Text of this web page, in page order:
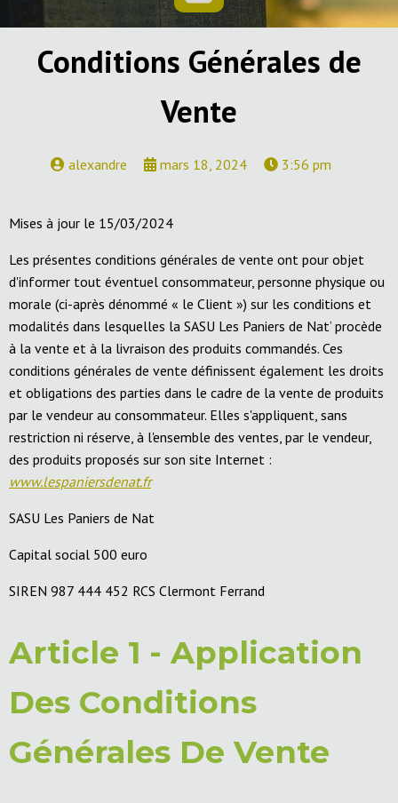
Conditions Générales de
Vente
alexandre mars 18, 2024 3:56 pm
Mises à jour le 15/03/2024
Les présentes conditions générales de vente ont pour objet
d'informer tout éventuel consommateur, personne physique ou
morale (ci-après dénommé « le Client ») sur les conditions et
modalités dans lesquelles la SASU Les Paniers de Nat’ procède
à la vente et à la livraison des produits commandés. Ces
conditions générales de vente définissent également les droits
et obligations des parties dans le cadre de la vente de produits
par le vendeur au consommateur. Elles s'appliquent, sans
restriction ni réserve, à l'ensemble des ventes, par le vendeur,
des produits proposés sur son site Internet :
www.lespaniersdenat.fr
SASU Les Paniers de Nat
Capital social 500 euro
SIREN 987 444 452 RCS Clermont Ferrand
Article 1 - Application
Des Conditions
Générales De Vente